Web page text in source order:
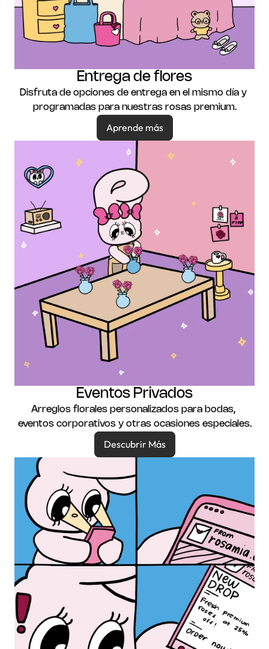
Entrega de flores
Disfruta de opciones de entrega en el mismo día y
programadas para nuestras rosas premium.
Aprende más
Eventos Privados
Arreglos florales personalizados para bodas,
eventos corporativos y otras ocasiones especiales.
Descubrir Más